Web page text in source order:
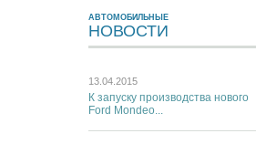
АВТОМОБИЛЬНЫЕ
НОВОСТИ
13.04.2015
К запуску производства нового
Ford Mondeo...